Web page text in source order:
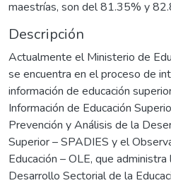
maestrías, son del 81.35% y
Descripción
Actualmente el Ministerio de
se encuentra en el proceso de
información de educación
Información de Educación
Prevención y Análisis de la
Superior – SPADIES y el
Educación – OLE, que
Desarrollo Sectorial de la